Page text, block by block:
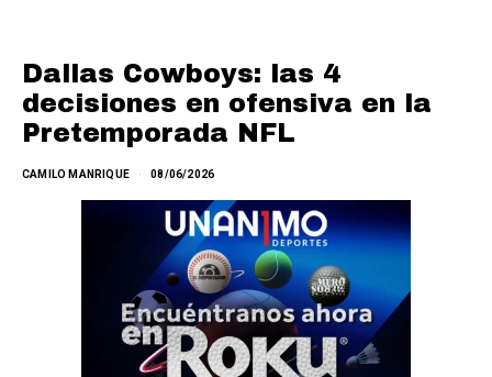
Dallas Cowboys: las 4
decisiones en ofensiva en la
Pretemporada NFL
CAMILO MANRIQUE 08/06/2026